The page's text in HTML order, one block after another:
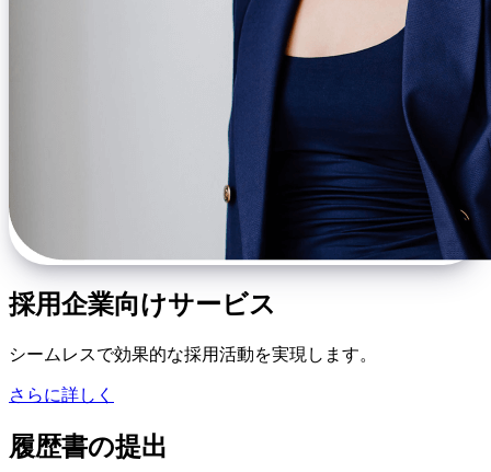
採用企業向けサービス
シームレスで効果的な採用活動を実現します。
さらに詳しく
履歴書の提出